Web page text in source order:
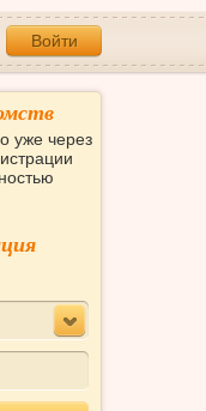
Войти
уже через